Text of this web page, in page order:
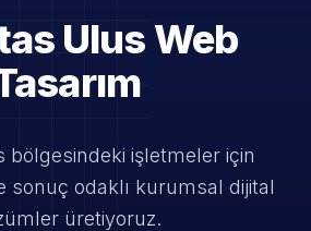
Ulus Web
bölgesindeki işletmeler için
sonuç odaklı kurumsal dijital
üretiyoruz.